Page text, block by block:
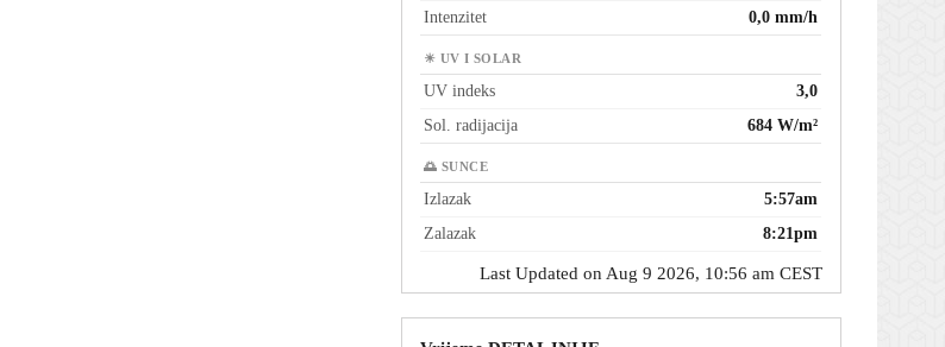
Intenzitet
0,0 mm/h
☀ UV I SOLAR
UV indeks
3,0
Sol. radijacija
684 W/m²
🌅 SUNCE
Izlazak
5:57am
Zalazak
8:21pm
Last Updated on Aug 9 2026, 10:56 am CEST